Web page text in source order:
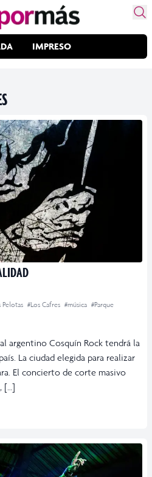
IMPRESO
Pelotas #Los Cafres #música #Parque
argentino Cosquín Rock tendrá la
La ciudad elegida para realizar
El concierto de corte masivo
[…]